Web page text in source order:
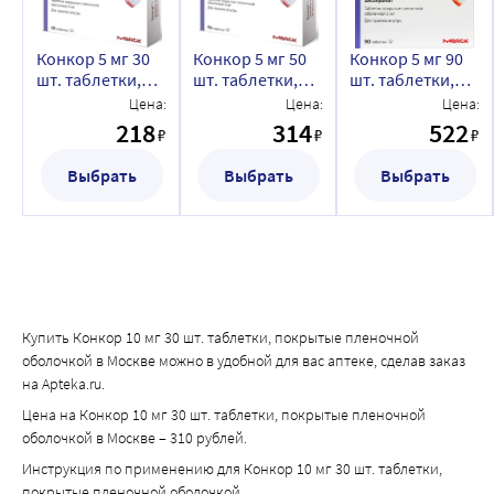
адренорецепторов, приводя к повышению АД.
Подобные взаимодействия более вероятны при
применении неселективных бета-адреноблокаторов.
Антигипертензивные средства, также как и другие
средства с возможным антигипертензивным эффектом
(например, трициклические антидепрессанты,
барбитураты, фенотиазины) могут усиливать
Мефлохин при одновременном применении с
могут усиливать гипотензивный эффект бета-
адреноблокаторов. Одновременное применение также
может привести к развитию гипертонического криза.
Конкор 5 мг 30
шт. таблетки,
пленочной
оболочкой
Цена:
218₽
Выбрать
Конкор 5 мг 50
шт. таблетки,
пленочной
оболочкой
Цена:
314₽
Выбрать
Конкор 5 мг 90
шт. таблетки,
пленочной
оболочкой
Цена:
522₽
Выбрать
Купить Конкор 10 мг 30 шт. таблетки, покрытые пленочной
оболочкой в Москве можно в удобной для вас аптеке, сделав заказ
на Apteka.ru.
Цена на Конкор 10 мг 30 шт. таблетки, покрытые пленочной
оболочкой в Москве – 310 рублей.
Инструкция по применению для Конкор 10 мг 30 шт. таблетки,